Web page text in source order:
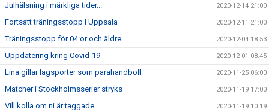
Julhälsning i märkliga tider... 2020-12-14 21:00
Fortsatt träningsstopp i Uppsala 2020-12-11 21:00
Träningsstopp för 04:or och äldre 2020-12-04 18:53
Uppdatering kring Covid-19 2020-12-01 08:45
Lina gillar lagsporter som parahandboll 2020-11-25 06:00
Matcher i Stockholmsserier stryks 2020-11-19 17:00
Vill kolla om ni är taggade 2020-11-19 10:19